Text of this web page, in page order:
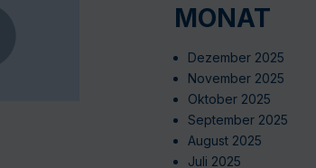
MONAT
Dezember 2025
November 2025
Oktober 2025
September 2025
August 2025
Juli 2025